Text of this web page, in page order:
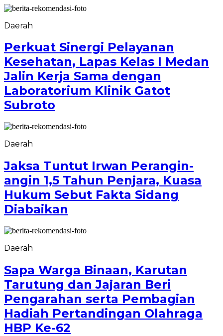
Daerah
Perkuat Sinergi Pelayanan
Kesehatan, Lapas Kelas I Medan
Jalin Kerja Sama dengan
Laboratorium Klinik Gatot
Subroto
Daerah
Jaksa Tuntut Irwan Perangin-
angin 1,5 Tahun Penjara, Kuasa
Hukum Sebut Fakta Sidang
Diabaikan
Daerah
Sapa Warga Binaan, Karutan
Tarutung dan Jajaran Beri
Pengarahan serta Pembagian
Hadiah Pertandingan Olahraga
HBP Ke-62